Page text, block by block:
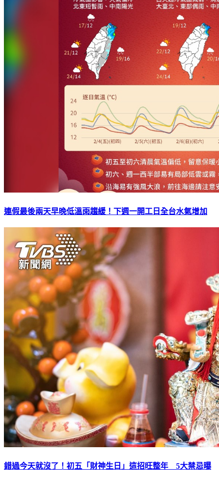
連假最後兩天早晚低溫雨趨緩！下週一開工日全台水氣增加
錯過今天就沒了！初五「財神生日」這招旺整年 5大禁忌曝